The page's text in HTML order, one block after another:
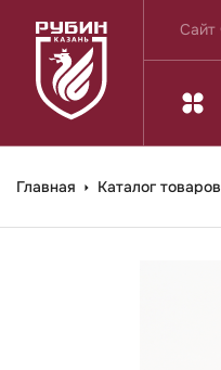
Главная Каталог товаров